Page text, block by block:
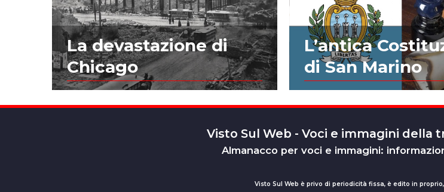
La devastazione di
Chicago
L’antica
di San Marino
Visto Sul Web - Voci e immagini della
Almanacco per voci e immagini:
Visto Sul Web è privo di periodicità fissa, è edito in